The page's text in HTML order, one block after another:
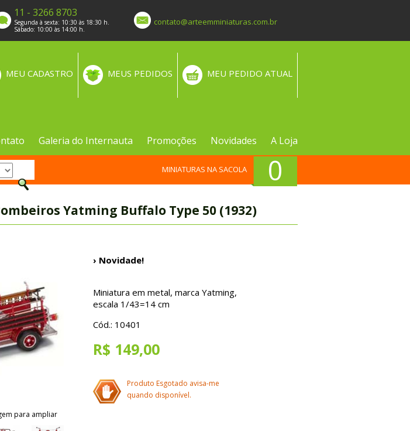
11 - 3266 8703
Segunda à sexta: 10:30 às 18:30 h.
Sábado: 10:00 às 14:00 h.
contato@arteemminiaturas.com.br
MEU PEDIDO ATUAL
MEUS PEDIDOS
MEU CADASTRO
Galeria do Internauta Promoções Novidades A Loja
0
MINIATURAS NA SACOLA
Yatming Buffalo Type 50 (1932)
para ampliar
› Novidade!
Miniatura em metal, marca Yatming,
escala 1/43=14 cm
Cód.: 10401
R$ 149,00
Produto Esgotado avisa-me
quando disponível.